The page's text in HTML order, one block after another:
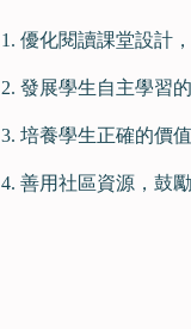
1. 優化閱讀課堂設計
2. 發展學生自主學習
3. 培養學生正確的價
4. 善用社區資源，鼓